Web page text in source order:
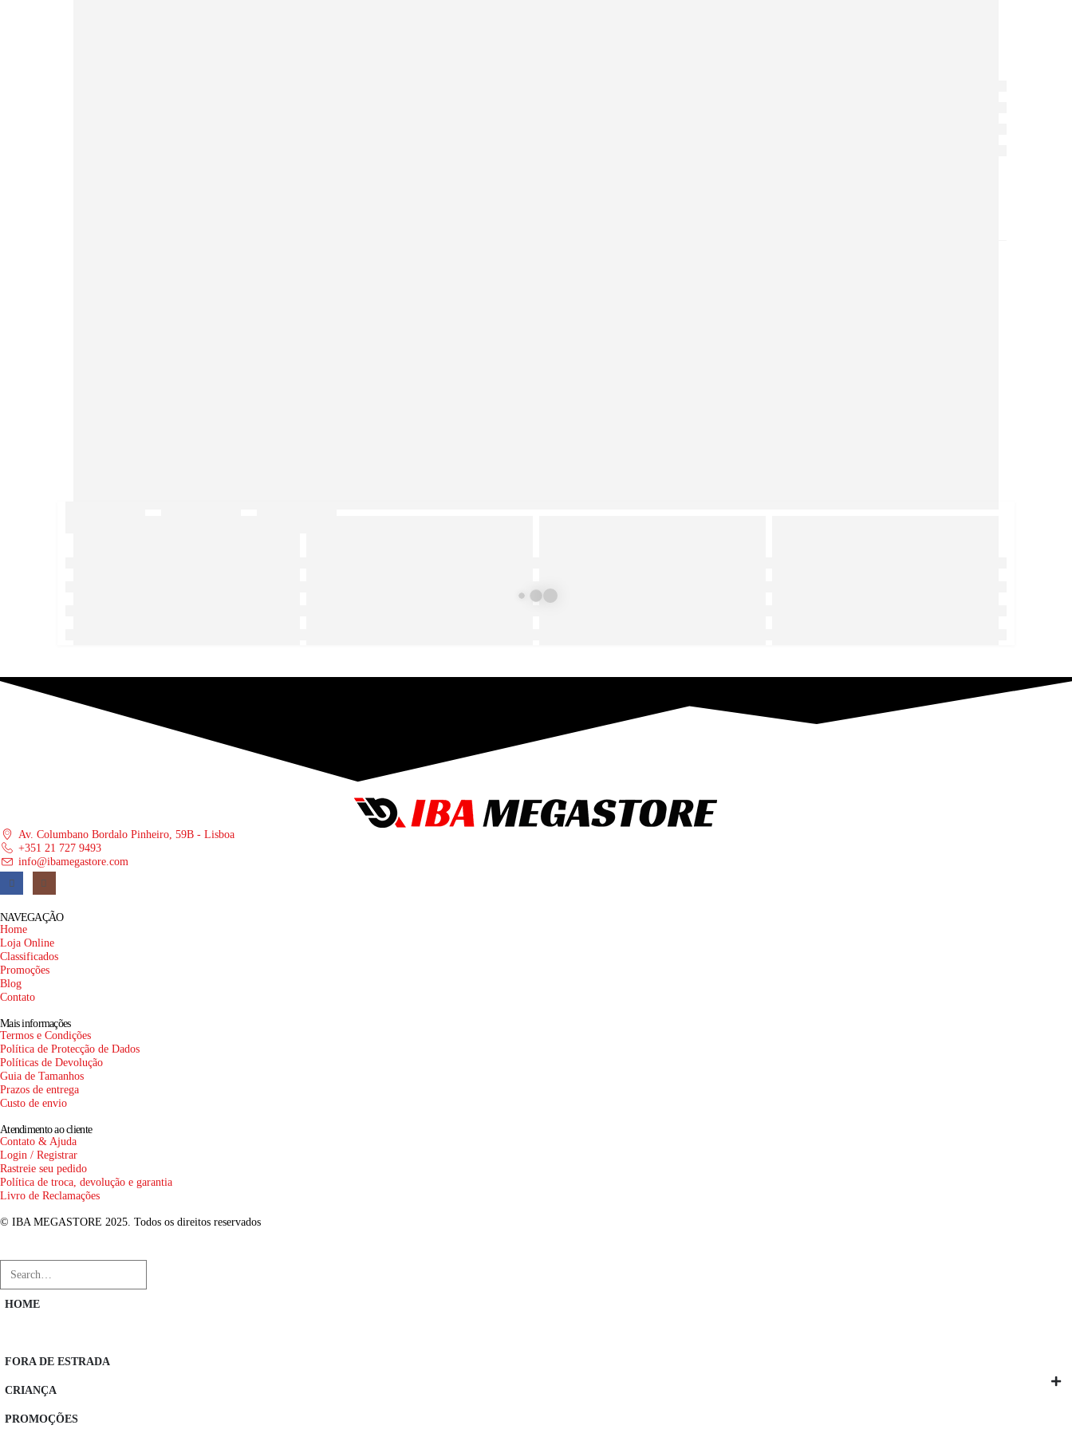
Av. Columbano Bordalo Pinheiro, 59B - Lisboa
+351 21 727 9493
info@ibamegastore.com
NAVEGAÇÃO
Home
Loja Online
Classificados
Promoções
Blog
Contato
Mais informações
Termos e Condições
Política de Protecção de Dados
Políticas de Devolução
Guia de Tamanhos
Prazos de entrega
Custo de envio
Atendimento ao cliente
Contato & Ajuda
Login / Registrar
Rastreie seu pedido
Política de troca, devolução e garantia
Livro de Reclamações
© IBA MEGASTORE 2025. Todos os direitos reservados
HOME
FORA DE ESTRADA
CRIANÇA
PROMOÇÕES